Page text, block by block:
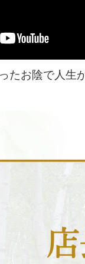
たお陰で人生